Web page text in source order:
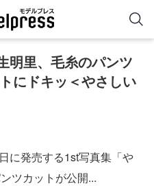
明里、毛糸のパンツ
にドキッ＜やさしい
に発売する1st写真集「や
ツカットが公開...